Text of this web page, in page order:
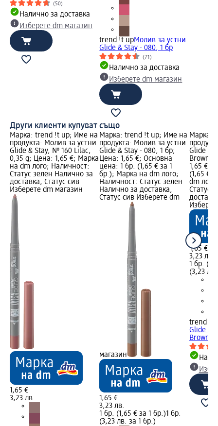
(50)
Налично за доставка
Изберете dm магазин
trend !t upМолив за устни
Glide & Stay - 080, 1 бр
(71)
Налично за доставка
Изберете dm магазин
Други клиенти купуват също
Марка: trend !t up; Име на
продукта: Молив за устни
Glide & Stay, № 160 Lilac,
0,35 g; Цена: 1,65 €; Марка
на dm лого; Наличност:
Статус зелен Налично за
доставка, Статус сив
Изберете dm магазин
1,65 €
3,23 лв.
Марка: trend !t up; Име на
продукта: Молив за устни
Glide & Stay - 080, 1 бр;
Цена: 1,65 €; Основна
цена: 1 бр. (1,65 € за 1
бр.); Марка на dm лого;
Наличност: Статус зелен
Налично за доставка,
Статус сив Изберете dm
магазин
1,65 €
3,23 лв.
1 бр. (1,65 € за 1 бр.)1 бр.
(3,23 лв. за 1 бр.)
Марка:
Glide
Brown,
1,65 €;
(1,65 €
dm
Статус
1,65 €
3,23 лв.
1 бр.
(3,23
trend !t
Glide
Brown,